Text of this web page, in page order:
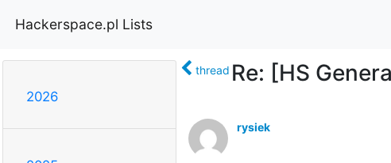
Hackerspace.pl Lists
2026
thread Re: [HS
rysiek